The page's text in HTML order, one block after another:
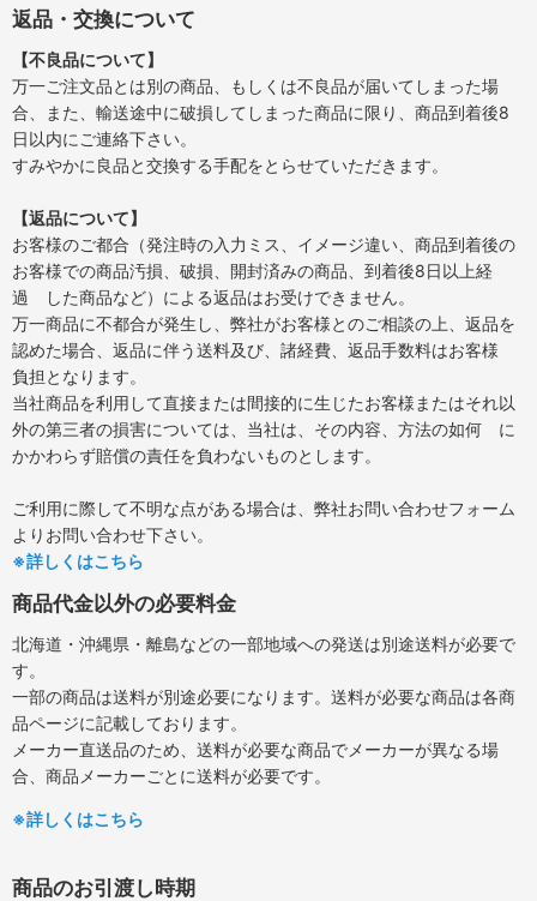
返品・交換について
【不良品について】
万一ご注文品とは別の商品、もしくは不良品が届いてしまった場
合、また、輸送途中に破損してしまった商品に限り、商品到着後8
日以内にご連絡下さい。
すみやかに良品と交換する手配をとらせていただきます。
【返品について】
お客様のご都合（発注時の入力ミス、イメージ違い、商品到着後の
お客様での商品汚損、破損、開封済みの商品、到着後8日以上経
過 した商品など）による返品はお受けできません。
万一商品に不都合が発生し、弊社がお客様とのご相談の上、返品を
認めた場合、返品に伴う送料及び、諸経費、返品手数料はお客様
負担となります。
当社商品を利用して直接または間接的に生じたお客様またはそれ以
外の第三者の損害については、当社は、その内容、方法の如何 に
かかわらず賠償の責任を負わないものとします。
ご利用に際して不明な点がある場合は、弊社お問い合わせフォーム
よりお問い合わせ下さい。
※詳しくはこちら
商品代金以外の必要料金
北海道・沖縄県・離島などの一部地域への発送は別途送料が必要で
す。
一部の商品は送料が別途必要になります。送料が必要な商品は各商
品ページに記載しております。
メーカー直送品のため、送料が必要な商品でメーカーが異なる場
合、商品メーカーごとに送料が必要です。
※詳しくはこちら
商品のお引渡し時期